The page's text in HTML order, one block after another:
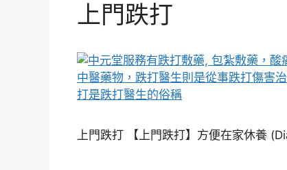
上門跌打
上門跌打 【上門跌打】方便在家休養